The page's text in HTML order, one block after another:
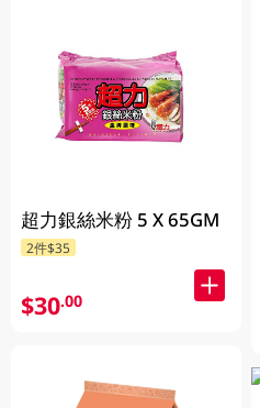
超力銀絲米粉 5 X 65GM
2件$35
$30.00